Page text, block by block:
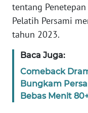
tentang
Pelatih Persami
tahun 2023.
Baca Juga:
Comeback
Bungkam
Bebas Menit
JAMBI
WN
WN
NTB